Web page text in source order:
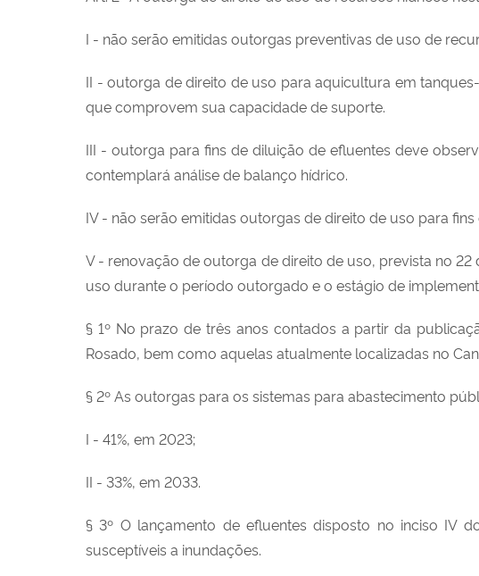
I - não serão emitidas outorgas preventivas de uso de
II - outorga de direito de uso para aquicultura em
que comprovem sua capacidade de suporte.
III - outorga para fins de diluição de efluentes deve
contemplará análise de balanço hídrico.
IV - não serão emitidas outorgas de direito de uso para
V - renovação de outorga de direito de uso, prevista no
uso durante o período outorgado e o estágio de
§ 1º No prazo de três anos contados a partir da
Rosado, bem como aquelas atualmente localizadas no
§ 2º As outorgas para os sistemas para abastecimento
I - 41%, em 2023;
II - 33%, em 2033.
§ 3º O lançamento de efluentes disposto no inciso IV
susceptíveis a inundações.